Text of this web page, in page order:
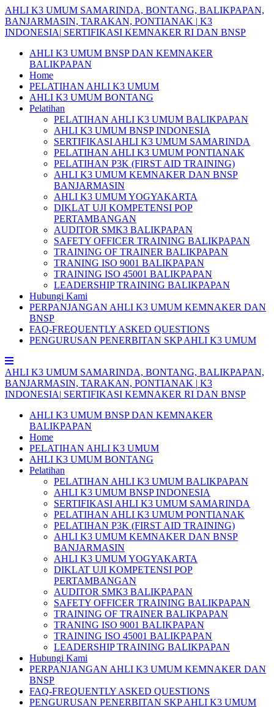
Skip
to
content
AHLI K3 UMUM SAMARINDA, BONTANG, BALIKPAPAN,
BANJARMASIN, TARAKAN, PONTIANAK | K3
INDONESIA| SERTIFIKASI KEMNAKER RI DAN BNSP
AHLI K3 UMUM BNSP DAN KEMNAKER
BALIKPAPAN
Home
PELATIHAN AHLI K3 UMUM
AHLI K3 UMUM BONTANG
Pelatihan
PELATIHAN AHLI K3 UMUM BALIKPAPAN
AHLI K3 UMUM BNSP INDONESIA
SERTIFIKASI AHLI K3 UMUM SAMARINDA
PELATIHAN AHLI K3 UMUM PONTIANAK
PELATIHAN P3K (FIRST AID TRAINING)
AHLI K3 UMUM KEMNAKER DAN BNSP
BANJARMASIN
AHLI K3 UMUM YOGYAKARTA
DIKLAT UJI KOMPETENSI POP
PERTAMBANGAN
AUDITOR SMK3 BALIKPAPAN
SAFETY OFFICER TRAINING BALIKPAPAN
TRAINING OF TRAINER BALIKPAPAN
TRANING ISO 9001 BALIKPAPAN
TRAINING ISO 45001 BALIKPAPAN
LEADERSHIP TRAINING BALIKPAPAN
Hubungi Kami
PERPANJANGAN AHLI K3 UMUM KEMNAKER DAN
BNSP
FAQ-FREQUENTLY ASKED QUESTIONS
PENGURUSAN PENERBITAN SKP AHLI K3 UMUM
AHLI K3 UMUM SAMARINDA, BONTANG, BALIKPAPAN,
BANJARMASIN, TARAKAN, PONTIANAK | K3
INDONESIA| SERTIFIKASI KEMNAKER RI DAN BNSP
AHLI K3 UMUM BNSP DAN KEMNAKER
BALIKPAPAN
Home
PELATIHAN AHLI K3 UMUM
AHLI K3 UMUM BONTANG
Pelatihan
PELATIHAN AHLI K3 UMUM BALIKPAPAN
AHLI K3 UMUM BNSP INDONESIA
SERTIFIKASI AHLI K3 UMUM SAMARINDA
PELATIHAN AHLI K3 UMUM PONTIANAK
PELATIHAN P3K (FIRST AID TRAINING)
AHLI K3 UMUM KEMNAKER DAN BNSP
BANJARMASIN
AHLI K3 UMUM YOGYAKARTA
DIKLAT UJI KOMPETENSI POP
PERTAMBANGAN
AUDITOR SMK3 BALIKPAPAN
SAFETY OFFICER TRAINING BALIKPAPAN
TRAINING OF TRAINER BALIKPAPAN
TRANING ISO 9001 BALIKPAPAN
TRAINING ISO 45001 BALIKPAPAN
LEADERSHIP TRAINING BALIKPAPAN
Hubungi Kami
PERPANJANGAN AHLI K3 UMUM KEMNAKER DAN
BNSP
FAQ-FREQUENTLY ASKED QUESTIONS
PENGURUSAN PENERBITAN SKP AHLI K3 UMUM